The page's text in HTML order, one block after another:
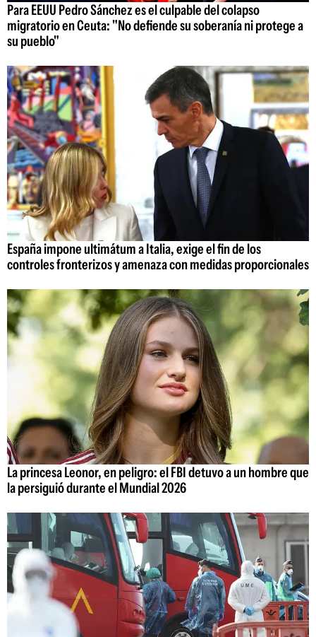
Para EEUU Pedro Sánchez es el culpable del colapso
migratorio en Ceuta: "No defiende su soberanía ni protege a
su pueblo"
España impone ultimátum a Italia, exige el fin de los
controles fronterizos y amenaza con medidas proporcionales
La princesa Leonor, en peligro: el FBI detuvo a un hombre que
la persiguió durante el Mundial 2026